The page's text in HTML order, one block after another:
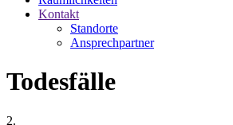
Kontakt
Standorte
Ansprechpartner
Todesfälle
2.